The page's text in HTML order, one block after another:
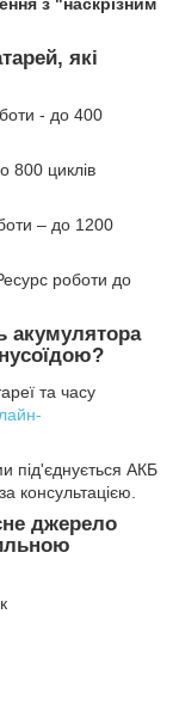
які
- до 400
800 циклів
– до 1200
роботи до
акумулятора
та часу
під'єднується АКБ
консультацією.
джерело